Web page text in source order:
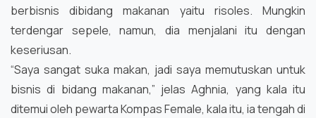
berbisnis dibidang makanan yaitu risoles. Mungkin
terdengar sepele, namun, dia menjalani itu dengan
keseriusan.
“Saya sangat suka makan, jadi saya memutuskan untuk
bisnis di bidang makanan,” jelas Aghnia, yang kala itu
ditemui oleh pewarta Kompas Female, kala itu, ia tengah di